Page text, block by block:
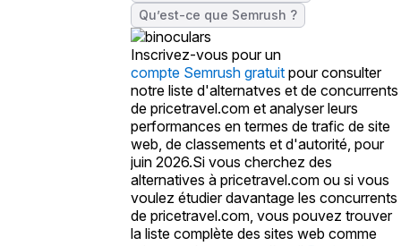
Qu’est-ce que Semrush ?
Inscrivez-vous pour un
compte Semrush gratuit pour consulter
notre liste d'alternatves et de concurrents
de pricetravel.com et analyser leurs
performances en termes de trafic de site
web, de classements et d'autorité, pour
juin 2026.Si vous cherchez des
alternatives à pricetravel.com ou si vous
voulez étudier davantage les concurrents
de pricetravel.com, vous pouvez trouver
la liste complète des sites web comme